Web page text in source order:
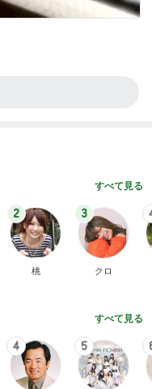
すべて見る
2
桃
3
クロ
すべて見る
4 5